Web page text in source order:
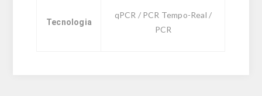
Tecnologia
qPCR / PCR Tempo-Real /
PCR